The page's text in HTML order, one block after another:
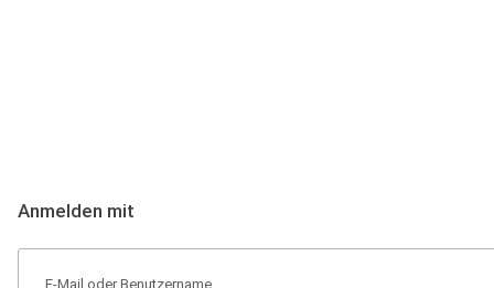
Anmelden mit